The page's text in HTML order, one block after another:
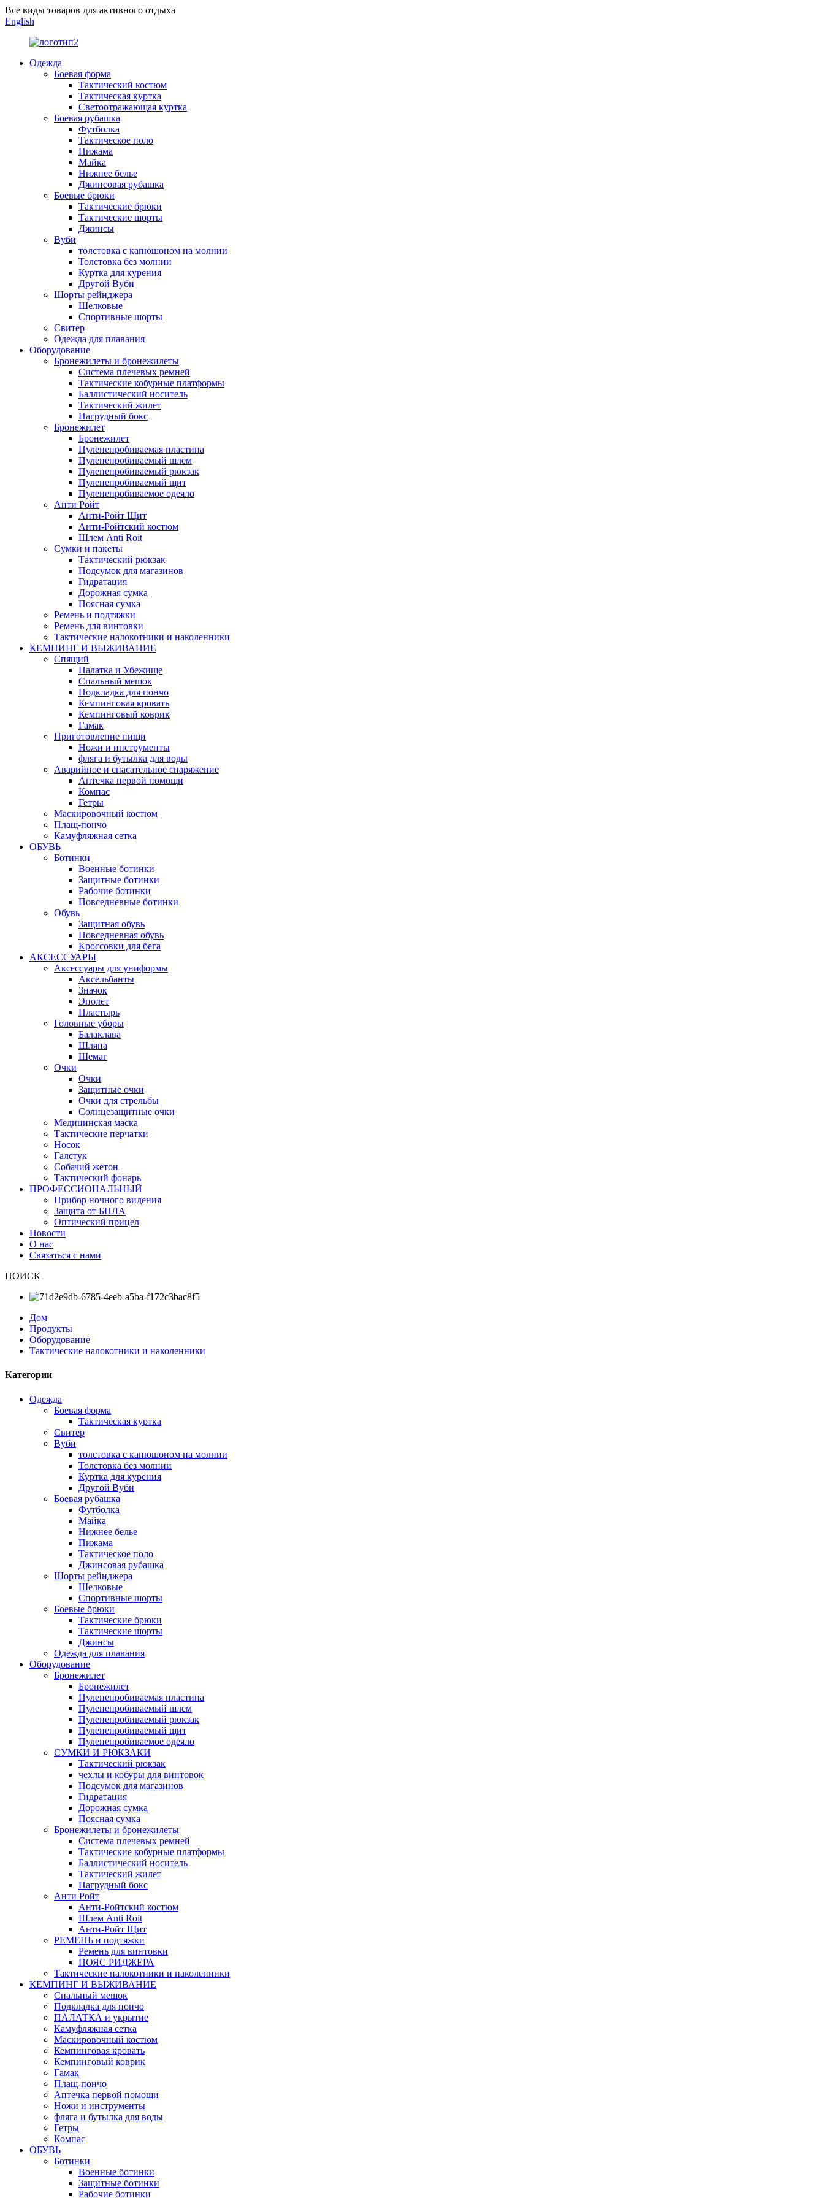
Все виды товаров для активного отдыха
English
Одежда
Боевая форма
Тактический костюм
Тактическая куртка
Светоотражающая куртка
Боевая рубашка
Футболка
Тактическое поло
Пижама
Майка
Нижнее белье
Джинсовая рубашка
Боевые брюки
Тактические брюки
Тактические шорты
Джинсы
Вуби
толстовка с капюшоном на молнии
Толстовка без молнии
Куртка для курения
Другой Вуби
Шорты рейнджера
Шелковые
Спортивные шорты
Свитер
Одежда для плавания
Оборудование
Бронежилеты и бронежилеты
Система плечевых ремней
Тактические кобурные платформы
Баллистический носитель
Тактический жилет
Нагрудный бокс
Бронежилет
Бронежилет
Пуленепробиваемая пластина
Пуленепробиваемый шлем
Пуленепробиваемый рюкзак
Пуленепробиваемый щит
Пуленепробиваемое одеяло
Анти Ройт
Анти-Ройт Щит
Анти-Ройтский костюм
Шлем Anti Roit
Сумки и пакеты
Тактический рюкзак
Подсумок для магазинов
Гидратация
Дорожная сумка
Поясная сумка
Ремень и подтяжки
Ремень для винтовки
Тактические налокотники и наколенники
КЕМПИНГ И ВЫЖИВАНИЕ
Спящий
Палатка и Убежище
Спальный мешок
Подкладка для пончо
Кемпинговая кровать
Кемпинговый коврик
Гамак
Приготовление пищи
Ножи и инструменты
фляга и бутылка для воды
Аварийное и спасательное снаряжение
Аптечка первой помощи
Компас
Гетры
Маскировочный костюм
Плащ-пончо
Камуфляжная сетка
ОБУВЬ
Ботинки
Военные ботинки
Защитные ботинки
Рабочие ботинки
Повседневные ботинки
Обувь
Защитная обувь
Повседневная обувь
Кроссовки для бега
АКСЕССУАРЫ
Аксессуары для униформы
Аксельбанты
Значок
Эполет
Пластырь
Головные уборы
Балаклава
Шляпа
Шемаг
Очки
Очки
Защитные очки
Очки для стрельбы
Солнцезащитные очки
Медицинская маска
Тактические перчатки
Носок
Галстук
Собачий жетон
Тактический фонарь
ПРОФЕССИОНАЛЬНЫЙ
Прибор ночного видения
Защита от БПЛА
Оптический прицел
Новости
О нас
Связаться с нами
ПОИСК
Дом
Продукты
Оборудование
Тактические налокотники и наколенники
Категории
Одежда
Боевая форма
Тактическая куртка
Свитер
Вуби
толстовка с капюшоном на молнии
Толстовка без молнии
Куртка для курения
Другой Вуби
Боевая рубашка
Футболка
Майка
Нижнее белье
Пижама
Тактическое поло
Джинсовая рубашка
Шорты рейнджера
Шелковые
Спортивные шорты
Боевые брюки
Тактические брюки
Тактические шорты
Джинсы
Одежда для плавания
Оборудование
Бронежилет
Бронежилет
Пуленепробиваемая пластина
Пуленепробиваемый шлем
Пуленепробиваемый рюкзак
Пуленепробиваемый щит
Пуленепробиваемое одеяло
СУМКИ И РЮКЗАКИ
Тактический рюкзак
чехлы и кобуры для винтовок
Подсумок для магазинов
Гидратация
Дорожная сумка
Поясная сумка
Бронежилеты и бронежилеты
Система плечевых ремней
Тактические кобурные платформы
Баллистический носитель
Тактический жилет
Нагрудный бокс
Анти Ройт
Анти-Ройтский костюм
Шлем Anti Roit
Анти-Ройт Щит
РЕМЕНЬ и подтяжки
Ремень для винтовки
ПОЯС РИДЖЕРА
Тактические налокотники и наколенники
КЕМПИНГ И ВЫЖИВАНИЕ
Спальный мешок
Подкладка для пончо
ПАЛАТКА и укрытие
Камуфляжная сетка
Маскировочный костюм
Кемпинговая кровать
Кемпинговый коврик
Гамак
Плащ-пончо
Аптечка первой помощи
Ножи и инструменты
фляга и бутылка для воды
Гетры
Компас
ОБУВЬ
Ботинки
Военные ботинки
Защитные ботинки
Рабочие ботинки